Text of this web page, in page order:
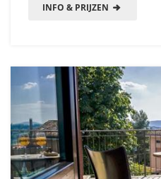
INFO & PRIJZEN